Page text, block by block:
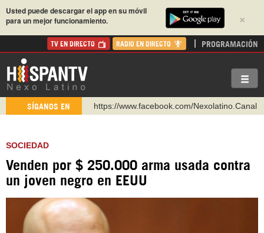
×
Usted puede descargar el app en su móvil
para un mejor funcionamiento.
TV EN DIRECTO RADIO EN DIRECTO PROGRAMACIÓN
SÍGANOS EN
https://www.facebook.com/Nexolatino.Canal
https://t.me/hispantvcanal
https://urmedium.com/c/hispantv
Instagram como: hispan_tv
SOCIEDAD
Venden por $ 250.000 arma usada contra
un joven negro en EEUU